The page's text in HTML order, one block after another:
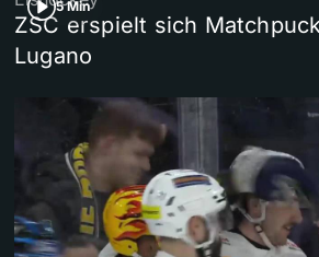
5 Min
ZSC erspielt sich
Lugano